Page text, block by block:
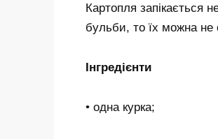
Картопля запікається
бульби, то їх можна
Інгредієнти
• одна курка;